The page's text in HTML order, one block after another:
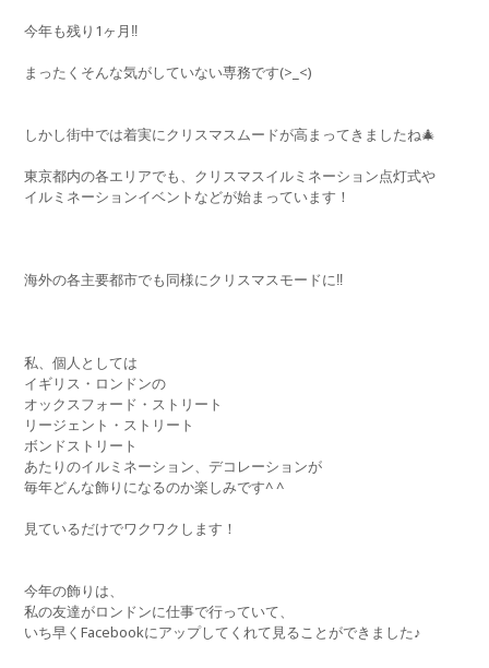
今年も残り1ヶ月‼︎
まったくそんな気がしていない専務です(>_<)
しかし街中では着実にクリスマスムードが高まってきましたね🎄
東京都内の各エリアでも、クリスマスイルミネーション点灯式や
イルミネーションイベントなどが始まっています！
海外の各主要都市でも同様にクリスマスモードに‼️
私、個人としては
イギリス・ロンドンの
オックスフォード・ストリート
リージェント・ストリート
ボンドストリート
あたりのイルミネーション、デコレーションが
毎年どんな飾りになるのか楽しみです^ ^
見ているだけでワクワクします！
今年の飾りは、
私の友達がロンドンに仕事で行っていて、
いち早くFacebookにアップしてくれて見ることができました♪